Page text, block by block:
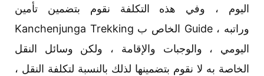
اليوم ، وفي هذه التكلفة نقوم بتضمين تأمين
Kanchenjunga Trekking الخاص ب Guide ، وراتبه
اليومي ، والوجبات والإقامة ، ولكن وسائل النقل
الخاصة به لا نقوم بتضمينها لذلك بالنسبة لتكلفة النقل ،